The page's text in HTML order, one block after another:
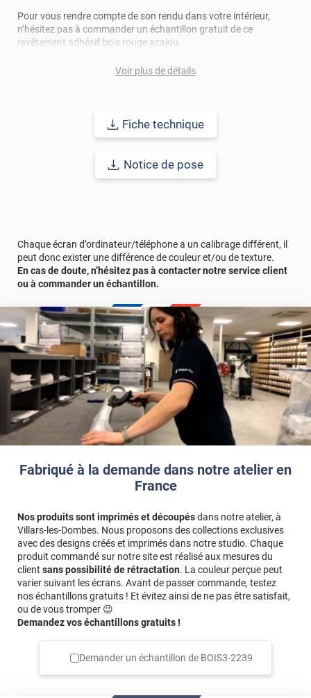
Fabriqué à la demande dans notre atelier en
France
Nos produits sont imprimés et découpésdans notre atelier, à
Villars-les-Dombes. Nous proposons des collections exclusives
avec des designs créés et imprimés dans notre studio. Chaque
produit commandé sur notre site est réalisé aux mesures du
client sans possibilité de rétractation. La couleur perçue peut
varier suivant les écrans. Avant de passer commande, testez
nos échantillons gratuits ! Et évitez ainsi de ne pas être satisfait,
ou de vous tromper 😉
Demandez vos échantillons gratuits !
Demander un échantillon de BOIS3-2239
Pour vous rendre compte de son rendu dans votre intérieur,
n’hésitez pas à commander un échantillon gratuit de ce
revêtement adhésif bois rouge acajou.
Référence commerciale :BOIS32239.
Voir plus de détails
Fiche technique
Notice de pose
Chaque écran d’ordinateur/téléphone a un calibrage différent, il
peut donc exister une différence de couleur et/ou de texture.
En cas de doute, n’hésitez pas à contacter notre service client
ou à commander un échantillon.